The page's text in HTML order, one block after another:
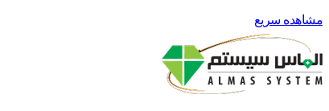
مشاهده سریع